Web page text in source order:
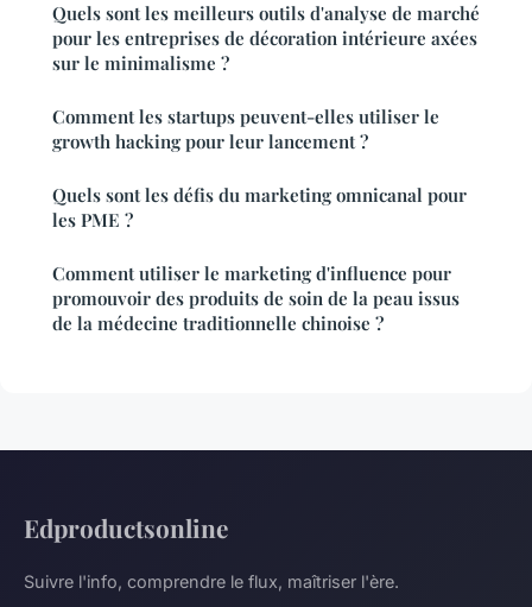
Quels sont les meilleurs outils d'analyse de marché
pour les entreprises de décoration intérieure axées
sur le minimalisme ?
Comment les startups peuvent-elles utiliser le
growth hacking pour leur lancement ?
Quels sont les défis du marketing omnicanal pour
les PME ?
Comment utiliser le marketing d'influence pour
promouvoir des produits de soin de la peau issus
de la médecine traditionnelle chinoise ?
Edproductsonline
Suivre l'info, comprendre le flux, maîtriser l'ère.